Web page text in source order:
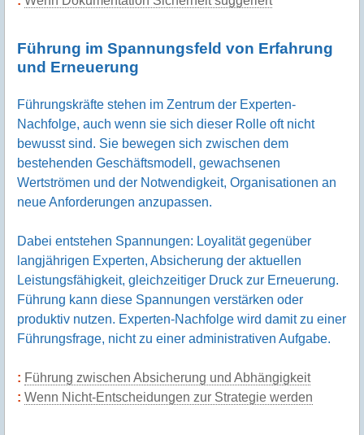
Führung im Spannungsfeld von Erfahrung
und Erneuerung
Führungskräfte stehen im Zentrum der Experten-
Nachfolge, auch wenn sie sich dieser Rolle oft nicht
bewusst sind. Sie bewegen sich zwischen dem
bestehenden Geschäftsmodell, gewachsenen
Wertströmen und der Notwendigkeit, Organisationen an
neue Anforderungen anzupassen.
Dabei entstehen Spannungen: Loyalität gegenüber
langjährigen Experten, Absicherung der aktuellen
Leistungsfähigkeit, gleichzeitiger Druck zur Erneuerung.
Führung kann diese Spannungen verstärken oder
produktiv nutzen. Experten-Nachfolge wird damit zu einer
Führungsfrage, nicht zu einer administrativen Aufgabe.
Führung zwischen Absicherung und Abhängigkeit
Wenn Nicht-Entscheidungen zur Strategie werden